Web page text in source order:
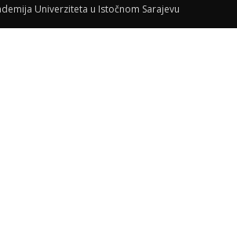
Univerziteta u Istočnom Sarajevu